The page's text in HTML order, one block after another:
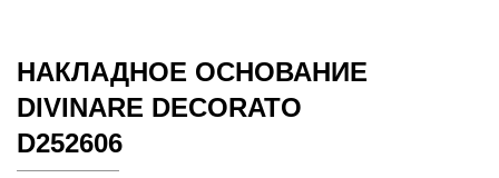
НАКЛАДНОЕ ОСНОВАНИЕ
DIVINARE DECORATO
D252606